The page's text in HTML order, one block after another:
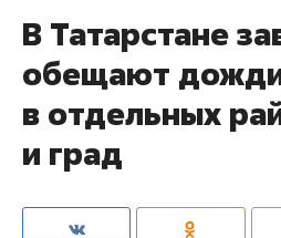
В Татарстане
обещают
в отдельных
и град